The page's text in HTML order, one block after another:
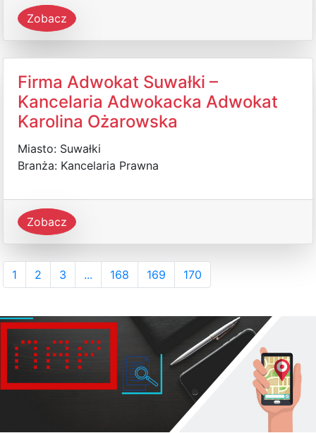
Zobacz
Firma Adwokat Suwałki –
Kancelaria Adwokacka Adwokat
Karolina Ożarowska
Miasto: Suwałki
Branża: Kancelaria Prawna
Zobacz
1 2 3 ... 168 169 170